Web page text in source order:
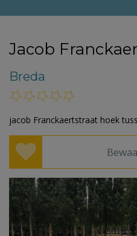
Jacob
Breda
jacob Franckaertstraat hoek